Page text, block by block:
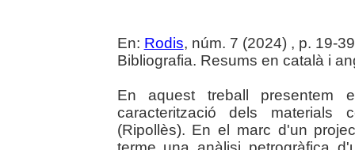
En: Rodis, núm. 7 (2024) , p. 19-
Bibliografia. Resums en català i
En aquest treball presentem
caracterització dels materials
(Ripollès). En el marc d'un